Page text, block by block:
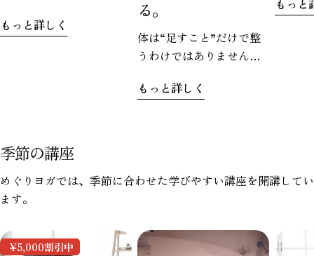
少していきます。なんと
これが「ゴースト血管」
です。
もっと詳しく
る。
体は“足すこと”だけで整
うわけではありません。
入れても、うまく処理で
もっと詳しく
のお気
サポー
ものが
態であ
季節の講座
めぐりヨガでは、季節に合わせた学びやすい講座を開講してい
ます。
¥5,000割引中